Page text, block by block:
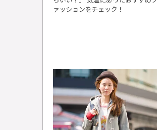
ァッションをチェック！